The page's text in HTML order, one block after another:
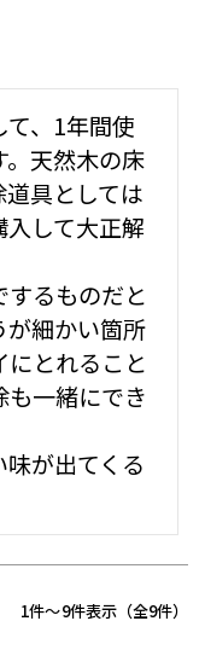
、1年間使
。天然木の床
具としては
して大正解
るものだと
が細かい箇所
とれること
一緒にでき
が出てくる
9
1 -9件表示